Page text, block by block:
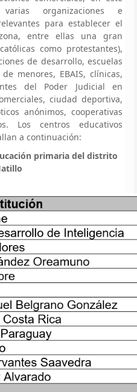
organizaciones e
para establecer el
entre ellas una gran
como protestantes),
de desarrollo, escuelas
menores, EBAIS, clínicas,
del Poder Judicial en
ciudad deportiva,
anónimos, cooperativas
Los centros educativos
a continuación:
primaria del distrito